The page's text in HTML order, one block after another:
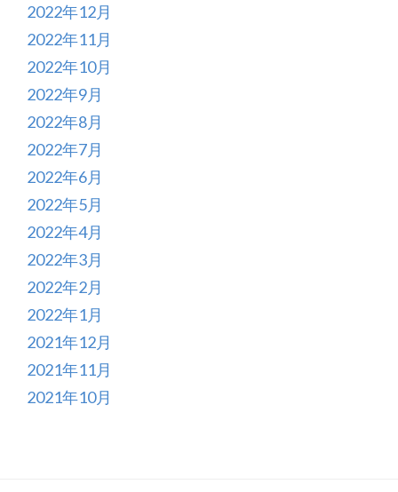
2022年12月
2022年11月
2022年10月
2022年9月
2022年8月
2022年7月
2022年6月
2022年5月
2022年4月
2022年3月
2022年2月
2022年1月
2021年12月
2021年11月
2021年10月